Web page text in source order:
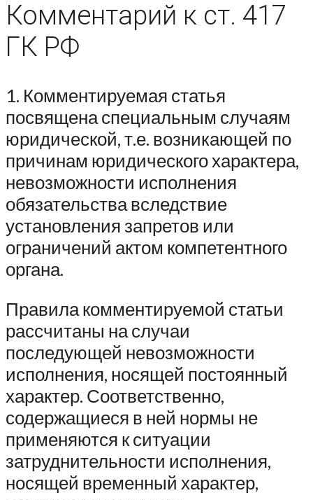
Комментарий к ст. 417
ГК РФ
1. Комментируемая статья
посвящена специальным случаям
юридической, т.е. возникающей по
причинам юридического характера,
невозможности исполнения
обязательства вследствие
установления запретов или
ограничений актом компетентного
органа.
Правила комментируемой статьи
рассчитаны на случаи
последующей невозможности
исполнения, носящей постоянный
характер. Соответственно,
содержащиеся в ней нормы не
применяются к ситуации
затруднительности исполнения,
носящей временный характер,